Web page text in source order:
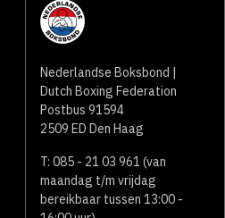
Nederlandse Boksbond |
Dutch Boxing Federation
Postbus 91594
2509 ED Den Haag
T: 085 - 21 03 961 (van
maandag t/m vrijdag
bereikbaar tussen 13:00 -